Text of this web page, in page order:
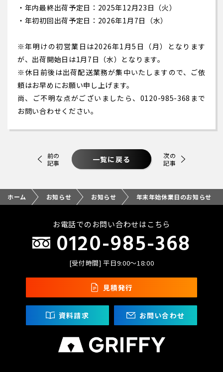
・年内最終出荷予定日：2025年12月23日（火）
・年初初回出荷予定日：2026年1月7日（水）
※年明けの初営業日は2026年1月5日（月）となります
が、出荷開始日は1月7日（水）となります。
※休日前後は出荷配送業務が集中いたしますので、ご依
頼はお早めにお願い申し上げます。
尚、ご不明な点がございましたら、0120-985-368まで
お問い合わせください。
前の
記事
一覧に戻る
次の
記事
ホーム お知らせ お知らせ 年末年始休業日のお知らせ
お電話でのお問い合わせはこちら
0120-985-368
[受付時間] 平日9:00〜18:00
見積発行
資料請求 お問い合わせ